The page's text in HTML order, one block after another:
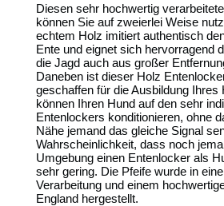
Diesen sehr hochwertig
können Sie auf zweierlei Weise
echtem Holz imitiert authentisch
Ente und eignet sich hervorragend
die Jagd auch aus großer
Daneben ist dieser Holz
geschaffen für die Ausbildung Ihres
können Ihren Hund auf den sehr
Entenlockers konditionieren, ohne
Nähe jemand das gleiche Signal
Wahrscheinlichkeit, dass noch
Umgebung einen Entenlocker als
sehr gering. Die Pfeife wurde in
Verarbeitung und einem
England hergestellt.